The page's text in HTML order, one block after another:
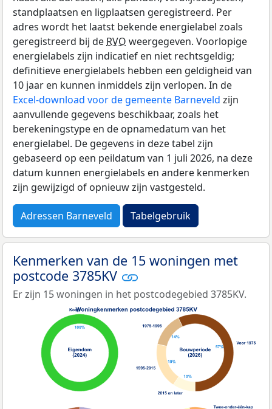
standplaatsen en ligplaatsen geregistreerd. Per
adres wordt het laatst bekende energielabel zoals
geregistreerd bij de RVO weergegeven. Voorlopige
energielabels zijn indicatief en niet rechtsgeldig;
definitieve energielabels hebben een geldigheid van
10 jaar en kunnen inmiddels zijn verlopen. In de
Excel-download voor de gemeente Barneveld zijn
aanvullende gegevens beschikbaar, zoals het
berekeningstype en de opnamedatum van het
energielabel. De gegevens in deze tabel zijn
gebaseerd op een peildatum van 1 juli 2026, na deze
datum kunnen energielabels en andere kenmerken
zijn gewijzigd of opnieuw zijn vastgesteld.
Adressen Barneveld Tabelgebruik
Kenmerken van de 15 woningen met
postcode 3785KV
Er zijn 15 woningen in het postcodegebied 3785KV.